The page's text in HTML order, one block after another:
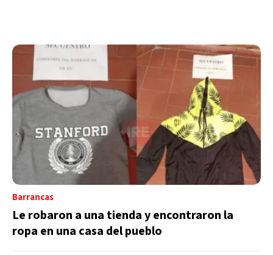
Barrancas
Le robaron a una tienda y encontraron la
ropa en una casa del pueblo